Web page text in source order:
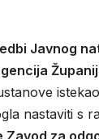
Javnog
nastaviti s
za